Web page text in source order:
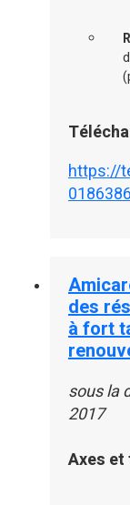
https://
des
à fort
sous la
2017
Axes